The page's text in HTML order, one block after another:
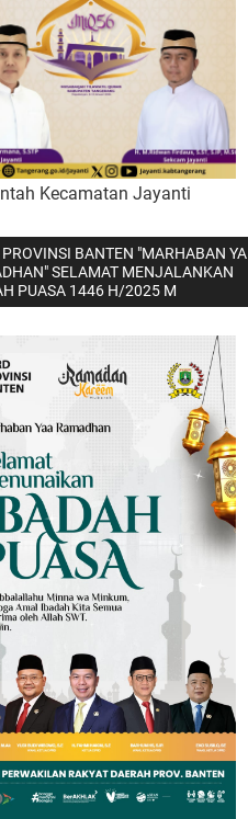
Kecamatan Jayanti
PROVINSI BANTEN "MARHABAN YA
SELAMAT MENJALANKAN
PUASA 1446 H/2025 M